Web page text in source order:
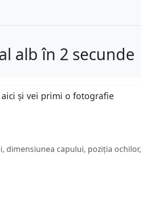
alb în 2 secunde
și vei primi o fotografie
dimensiunea capului, poziția ochilor,